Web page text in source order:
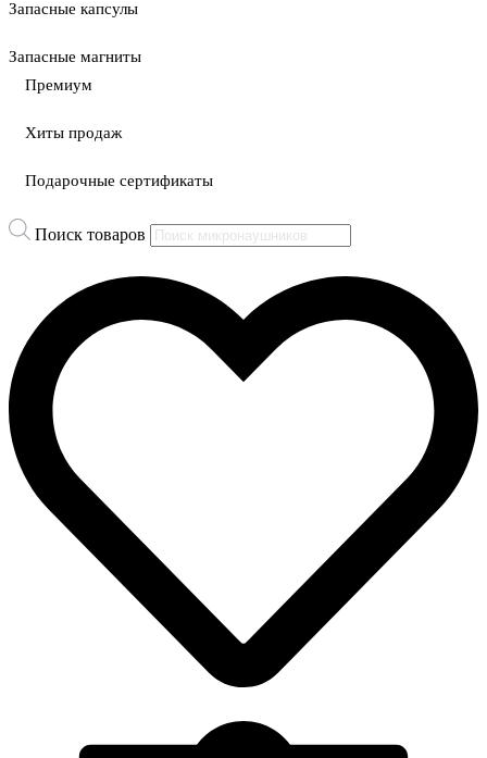
Запасные капсулы
Запасные магниты
Премиум
Хиты продаж
Подарочные сертификаты
Поиск товаров